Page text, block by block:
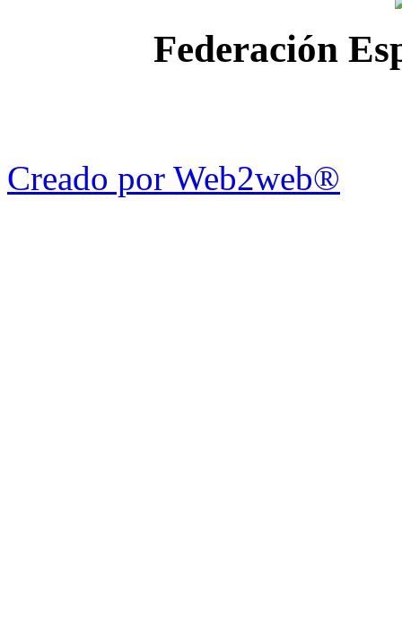
Federación
Creado por Web2web®